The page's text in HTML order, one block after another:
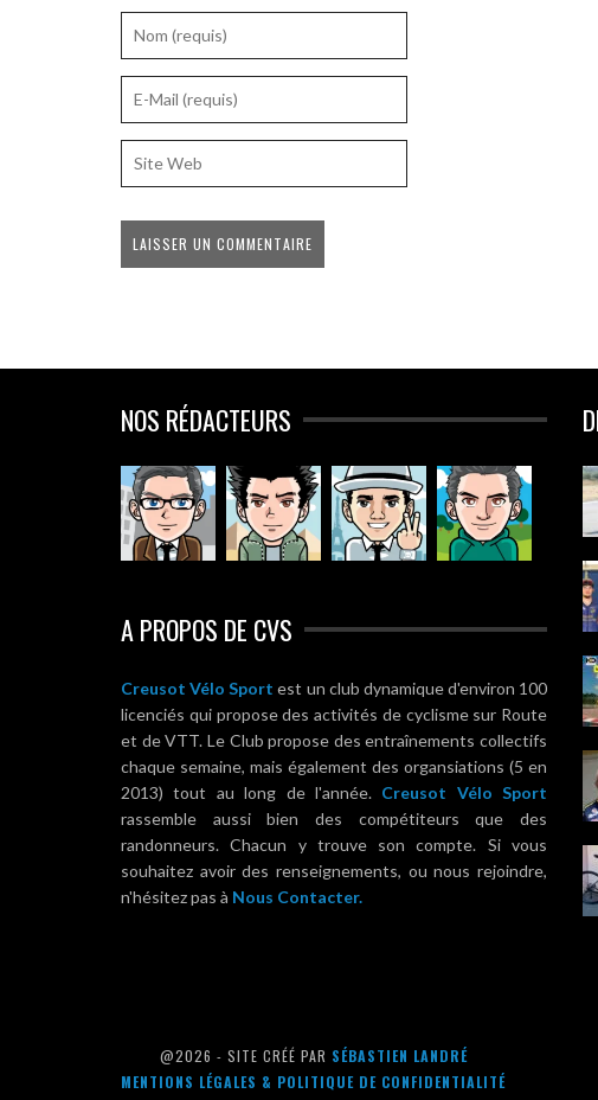
NOS RÉDACTEURS
A PROPOS DE CVS
Creusot Vélo Sport est un club dynamique d'environ 100
licenciés qui propose des activités de cyclisme sur Route
et de VTT. Le Club propose des entraînements collectifs
chaque semaine, mais également des organsiations (5 en
2013) tout au long de l'année. Creusot Vélo Sport
rassemble aussi bien des compétiteurs que des
randonneurs. Chacun y trouve son compte. Si vous
souhaitez avoir des renseignements, ou nous rejoindre,
n'hésitez pas à Nous Contacter.
@2026 - SITE CRÉÉ PAR SÉBASTIEN LANDRÉ
MENTIONS LÉGALES & POLITIQUE DE CONFIDENTIALITÉ